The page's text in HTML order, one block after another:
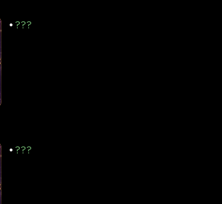
•???
•???